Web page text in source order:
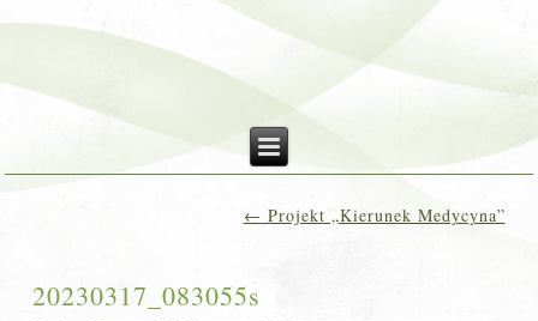
← Projekt „Kierunek Medycyna”
20230317_083055s